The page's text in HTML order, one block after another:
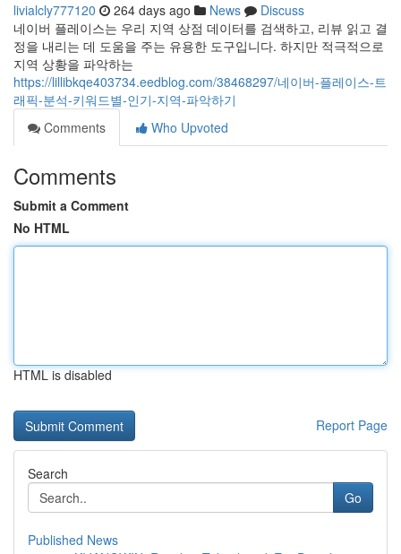
livialcly777120 264 days ago News
Discuss
네이버 플레이스는 우리 지역 상점 데이터를 검색하고, 리뷰 읽고 결
정을 내리는 데 도움을 주는 유용한 도구입니다. 하지만 적극적으로
지역 상황을 파악하는
https://lillibkqe403734.eedblog.com/38468297/네이버-플레이스-트
래픽-분석-키워드별-인기-지역-파악하기
Comments
Who Upvoted
Comments
Submit a Comment
No HTML
HTML is disabled
Report Page
Search
Go
Published News